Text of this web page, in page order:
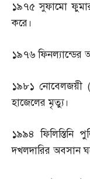
১৯৭৫ সুফামো
করে।
১৯৭৬
১৯৮১ নোবেলজয়ী (
হাজেলের মৃত্যু।
১৯৯৪
দখলদারির অবসান